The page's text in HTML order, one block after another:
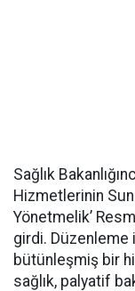
Sağlık
Hizmetlerinin
Yönetmelik’
girdi. Düzenleme
bütünleşmiş bir
sağlık, palyatif